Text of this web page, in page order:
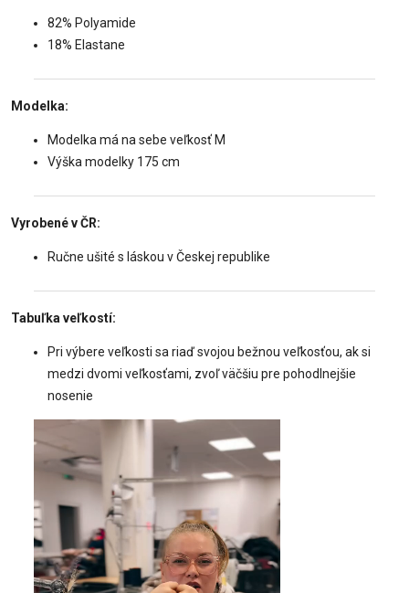
82% Polyamide
18% Elastane
Modelka:
Modelka má na sebe veľkosť M
Výška modelky 175 cm
Vyrobené v ČR:
Ručne ušité s láskou v Českej republike
Tabuľka veľkostí:
Pri výbere veľkosti sa riaď svojou bežnou veľkosťou, ak si
medzi dvomi veľkosťami, zvoľ väčšiu pre pohodlnejšie
nosenie